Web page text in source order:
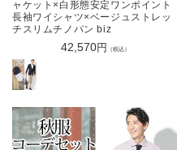
ャケット×白形態安定ワンポイント
長袖ワイシャツ×ベージュストレッ
チスリムチノパン biz
通
42,570円 （税込）